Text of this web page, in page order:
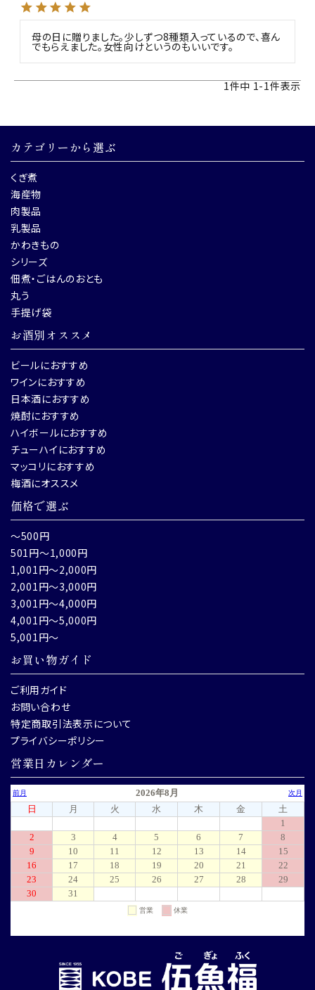
母の日に贈りました。少しずつ8種類入っているので、喜ん
でもらえました。女性向けというのもいいです。
1件中 1-1件表示
カテゴリーから選ぶ
くぎ煮
海産物
肉製品
乳製品
かわきもの
シリーズ
佃煮・ごはんのおとも
丸う
手提げ袋
お酒別オススメ
ビールにおすすめ
ワインにおすすめ
日本酒におすすめ
焼酎におすすめ
ハイボールにおすすめ
チューハイにおすすめ
マッコリにおすすめ
梅酒にオススメ
価格で選ぶ
～500円
501円～1,000円
1,001円～2,000円
2,001円～3,000円
3,001円～4,000円
4,001円～5,000円
5,001円～
お買い物ガイド
ご利用ガイド
お問い合わせ
特定商取引法表示について
プライバシーポリシー
営業日カレンダー